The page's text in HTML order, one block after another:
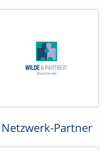
Netzwerk-Partner